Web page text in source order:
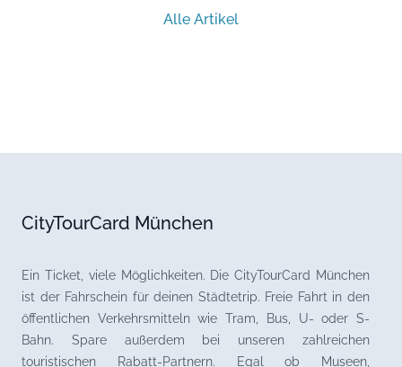
Alle Artikel
CityTourCard München
Ein Ticket, viele Möglichkeiten. Die CityTourCard München
ist der Fahrschein für deinen Städtetrip. Freie Fahrt in den
öffentlichen Verkehrsmitteln wie Tram, Bus, U- oder S-
Bahn. Spare außerdem bei unseren zahlreichen
touristischen Rabatt-Partnern. Egal ob Museen,